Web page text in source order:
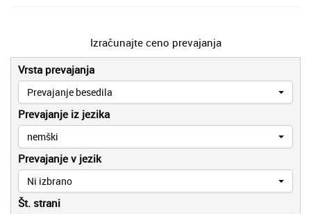
Izračunajte ceno prevajanja
Vrsta prevajanja
Prevajanje besedila
Prevajanje iz jezika
nemški
Prevajanje v jezik
Ni izbrano
Št. strani